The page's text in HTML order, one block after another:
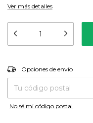
Ver más detalles
Entregas para el CP:
Opciones de envío
No sé mi código postal